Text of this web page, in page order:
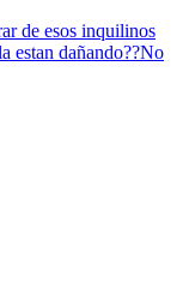
de esos inquilinos
estan dañando??No